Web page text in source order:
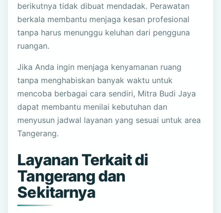
berikutnya tidak dibuat mendadak. Perawatan
berkala membantu menjaga kesan profesional
tanpa harus menunggu keluhan dari pengguna
ruangan.
Jika Anda ingin menjaga kenyamanan ruang
tanpa menghabiskan banyak waktu untuk
mencoba berbagai cara sendiri, Mitra Budi Jaya
dapat membantu menilai kebutuhan dan
menyusun jadwal layanan yang sesuai untuk area
Tangerang.
Layanan Terkait di
Tangerang dan
Sekitarnya